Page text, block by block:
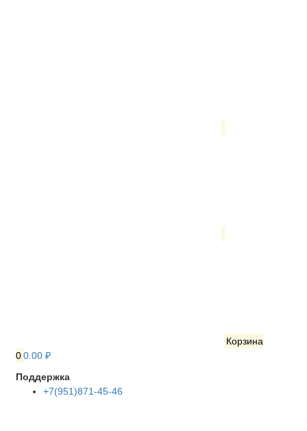
Корзина
00.00 ₽
Поддержка
+7(951)871-45-46